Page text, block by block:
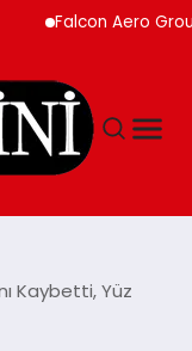
Falcon Aero Group,
Kaybetti, Yüz